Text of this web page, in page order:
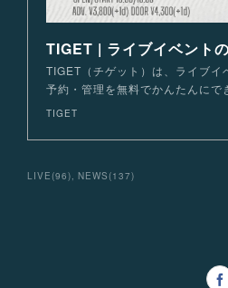
TIGET（チゲット）は、ライブイ
予約・管理を無料でかんたんに
TIGET
LIVE (96) NEWS (137)